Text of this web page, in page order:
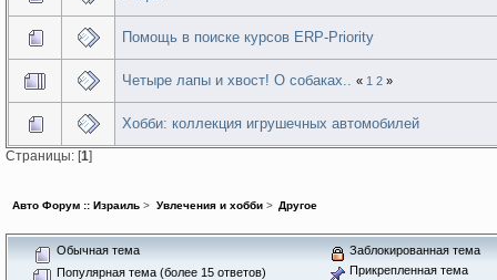
Помощь в поиске курсов ERP-Priority
Четыре лапы и хвост! О собаках.. « 1 2 »
Хобби: коллекция игрушечных автомобилей
Страницы: [1]
Авто Форум :: Израиль > Увлечения и хобби> Другое
Обычная тема
Популярная тема (более 15 ответов)
Заблокированная тема
Прикрепленная тема